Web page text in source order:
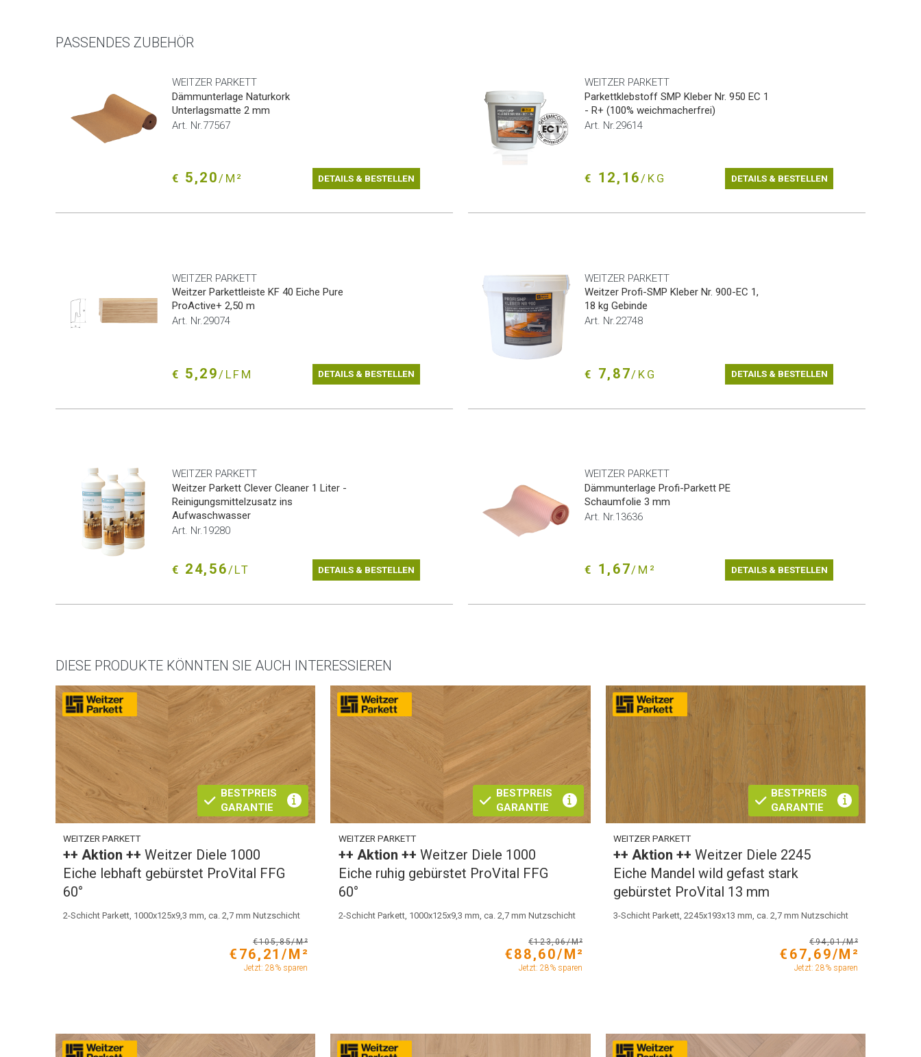
PASSENDES ZUBEHÖR
WEITZER PARKETT
Dämmunterlage Naturkork
Unterlagsmatte 2 mm
Art. Nr.77567
€ 5,20/M² DETAILS & BESTELLEN
WEITZER PARKETT
Parkettklebstoff SMP Kleber Nr. 950 EC 1
- R+ (100% weichmacherfrei)
Art. Nr.29614
€ 12,16/KG DETAILS & BESTELLEN
WEITZER PARKETT
Weitzer Parkettleiste KF 40 Eiche Pure
ProActive+ 2,50 m
Art. Nr.29074
€ 5,29 /LFM DETAILS & BESTELLEN
WEITZER PARKETT
Weitzer Profi-SMP Kleber Nr. 900-EC 1,
18 kg Gebinde
Art. Nr.22748
€ 7,87/KG DETAILS & BESTELLEN
WEITZER PARKETT
Weitzer Parkett Clever Cleaner 1 Liter -
Reinigungsmittelzusatz ins
Aufwaschwasser
Art. Nr.19280
€ 24,56/LT DETAILS & BESTELLEN
WEITZER PARKETT
Dämmunterlage Profi-Parkett PE
Schaumfolie 3 mm
Art. Nr.13636
€ 1,67/M² DETAILS & BESTELLEN
DIESE PRODUKTE KÖNNTEN SIE AUCH INTERESSIEREN
BESTPREIS
GARANTIE
WEITZER PARKETT
++ Aktion ++ Weitzer Diele 1000
Eiche lebhaft gebürstet ProVital FFG
60°
2-Schicht Parkett, 1000x125x9,3 mm, ca. 2,7 mm Nutzschicht
€105,85/M²
€76,21/M²
Jetzt: 28% sparen
BESTPREIS
GARANTIE
WEITZER PARKETT
++ Aktion ++ Weitzer Diele 1000
Eiche ruhig gebürstet ProVital FFG
60°
2-Schicht Parkett, 1000x125x9,3 mm, ca. 2,7 mm Nutzschicht
€123,06/M²
€88,60/M²
Jetzt: 28% sparen
BESTPREIS
GARANTIE
WEITZER PARKETT
++ Aktion ++Weitzer Diele 2245
Eiche Mandel wild gefast stark
gebürstet ProVital 13 mm
3-Schicht Parkett, 2245x193x13 mm, ca. 2,7 mm Nutzschicht
€94,01/M²
€67,69/M²
Jetzt: 28% sparen